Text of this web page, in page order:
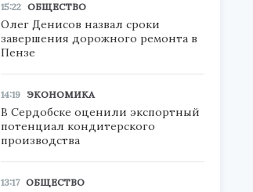
15:22 ОБЩЕСТВО
Олег Денисов назвал сроки
завершения дорожного ремонта в
Пензе
14:19 ЭКОНОМИКА
В Сердобске оценили экспортный
потенциал кондитерского
производства
13:17 ОБЩЕСТВО